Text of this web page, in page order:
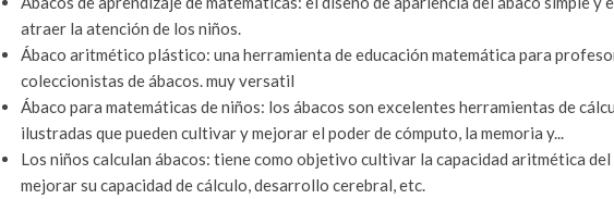
atraer la atención de los niños.
Ábaco aritmético plástico: una herramienta de educación matemática para
coleccionistas de ábacos. muy versatil
Ábaco para matemáticas de niños: los ábacos son excelentes herramientas de
ilustradas que pueden cultivar y mejorar el poder de cómputo, la memoria y...
Los niños calculan ábacos: tiene como objetivo cultivar la capacidad aritmética del
mejorar su capacidad de cálculo, desarrollo cerebral, etc.